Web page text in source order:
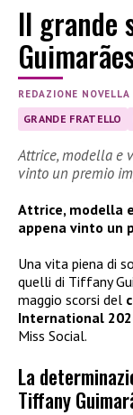
Il grande
REDAZIONE
GRANDE FRATELLO
Attrice, modella e
vinto un premio
Attrice, modella
appena vinto un
Una vita piena di
quelli di Tiffany
maggio scorsi del
International
Miss Social.
La
Tiffany